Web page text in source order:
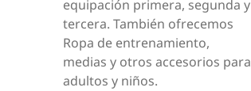
equipación primera, segunda y
tercera. También ofrecemos
Ropa de entrenamiento,
medias y otros accesorios para
adultos y niños.